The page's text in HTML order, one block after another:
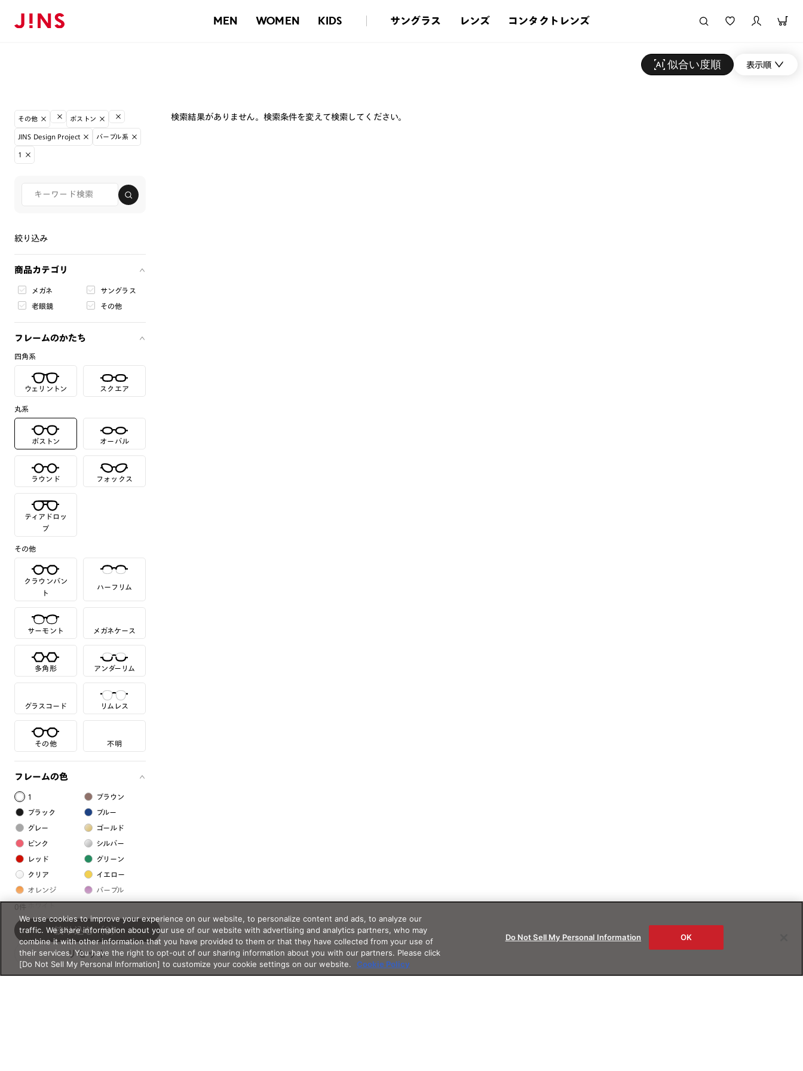
MEN WOMEN KIDS サングラス レンズ コンタクトレンズ
似合い度順 表示順
その他 ボストン
JINS Design Project パープル系
1
絞り込み
商品カテゴリ
メガネ サングラス
老眼鏡 その他
フレームのかたち
四角系
ウェリントン スクエア
丸系
ボストン オーバル
ラウンド フォックス
ティアドロッ
プ
その他
クラウンパン
ト
ハーフリム
サーモント メガネケース
多角形 アンダーリム
グラスコード リムレス
その他 不明
フレームの色
1 ブラウン
ブラック ブルー
グレー ゴールド
ピンク シルバー
レッド グリーン
クリア イエロー
オレンジ パープル
フレームの素材
プラスチック系
0件
リセット
絞り込む（0）
検索結果がありません。検索条件を変えて検索してください。
We use cookies to improve your experience on our website, to personalize content and ads, to analyze our
traffic. We share information about your use of our website with advertising and analytics partners, who may
combine it with other information that you have provided to them or that they have collected from your use of
their services. You have the right to opt-out of our sharing information about you with our partners. Please click
[Do Not Sell My Personal Information] to customize your cookie settings on our website.
Cookie Policy
Do Not Sell My Personal Information OK